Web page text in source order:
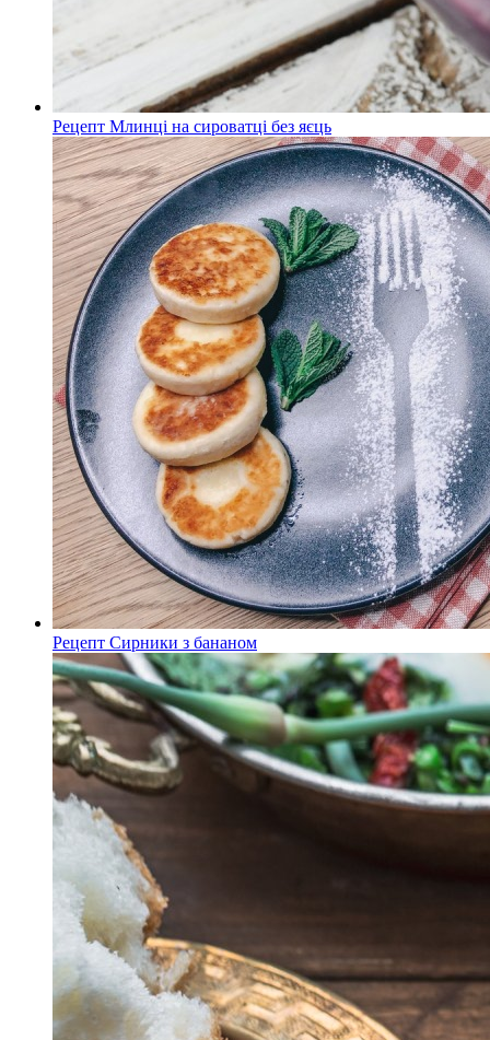
Рецепт Млинці на сироватці без яєць
Рецепт Сирники з бананом